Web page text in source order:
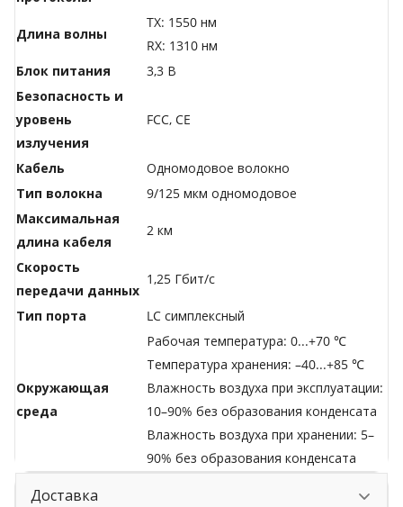
Длина волны
TX: 1550 нм
RX: 1310 нм
Блок питания
3,3 В
Безопасность и
уровень
излучения
FCC, CE
Кабель
Одномодовое волокно
Тип волокна
9/125 мкм одномодовое
Максимальная
длина кабеля
2 км
Скорость
передачи данных
1,25 Гбит/с
Тип порта LC симплексный
Окружающая
среда
Рабочая температура: 0...+70 ℃
Температура хранения: –40...+85 ℃
Влажность воздуха при эксплуатации:
10–90% без образования конденсата
Влажность воздуха при хранении: 5–
90% без образования конденсата
Доставка